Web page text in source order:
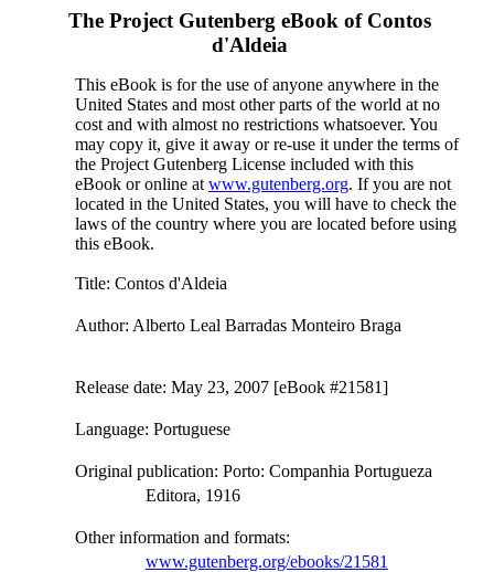
The Project Gutenberg eBook of Contos
d'Aldeia
This eBook is for the use of anyone anywhere in the
United States and most other parts of the world at no
cost and with almost no restrictions whatsoever. You
may copy it, give it away or re-use it under the terms of
the Project Gutenberg License included with this
eBook or online at www.gutenberg.org. If you are not
located in the United States, you will have to check the
laws of the country where you are located before using
this eBook.
Title: Contos d'Aldeia
Author: Alberto Leal Barradas Monteiro Braga
Release date: May 23, 2007 [eBook #21581]
Language: Portuguese
Original publication: Porto: Companhia Portugueza
Editora, 1916
Other information and formats:
www.gutenberg.org/ebooks/21581